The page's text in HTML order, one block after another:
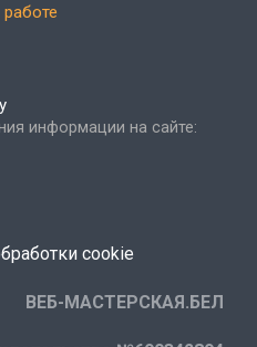
информации на сайте:
cookie
ВЕБ-МАСТЕРСКАЯ.БЕЛ